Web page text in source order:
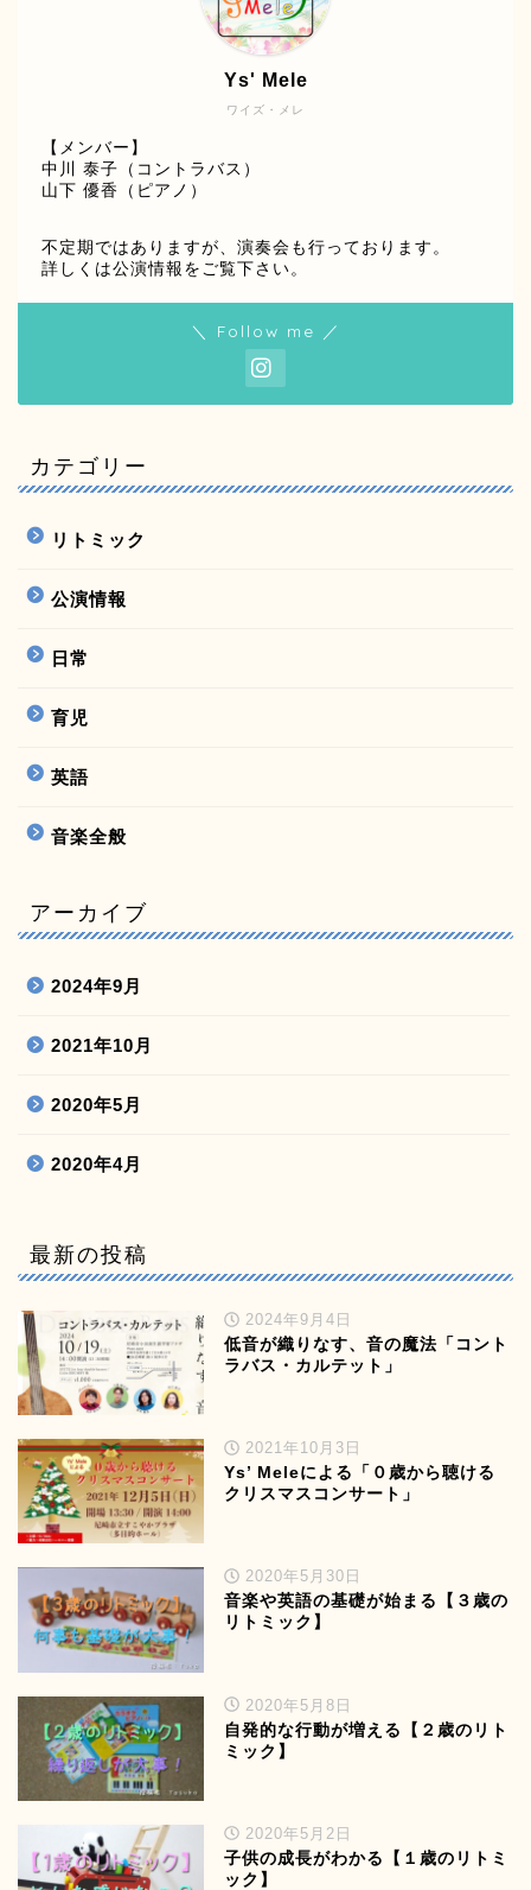
ワイズ・メレ
Ys' Mele
【メンバー】
中川 泰子（コントラバス）
山下 優香（ピアノ）
不定期ではありますが、演奏会も行っております。
詳しくは公演情報をご覧下さい。
＼ Follow me ／
カテゴリー
リトミック
公演情報
日常
育児
英語
音楽全般
アーカイブ
2024年9月
2021年10月
2020年5月
2020年4月
最新の投稿
2024年9月4日
低音が織りなす、音の魔法「コント
ラバス・カルテット」
2021年10月3日
Ys’ Meleによる「０歳から聴ける
クリスマスコンサート」
2020年5月30日
音楽や英語の基礎が始まる【３歳の
リトミック】
2020年5月8日
自発的な行動が増える【２歳のリト
ミック】
2020年5月2日
子供の成長がわかる【１歳のリトミ
ック】